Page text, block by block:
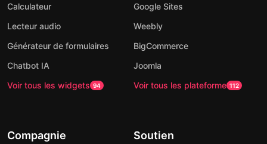
Calculateur
Lecteur audio
Générateur de formulaires
Chatbot IA
Voir tous les widgets 94
Google Sites
Weebly
BigCommerce
Joomla
Voir tous les plateforme 112
Compagnie Soutien